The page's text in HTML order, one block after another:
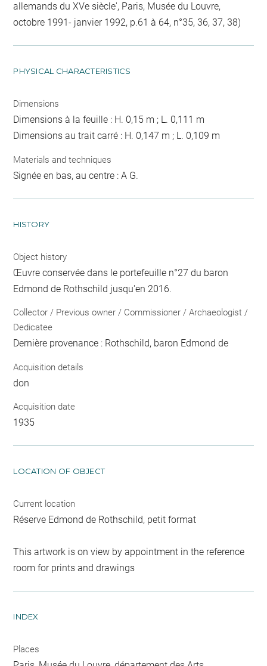
allemands du XVe siècle', Paris, Musée du Louvre,
octobre 1991- janvier 1992, p.61 à 64, n°35, 36, 37, 38)
PHYSICAL CHARACTERISTICS
Dimensions
Dimensions à la feuille : H. 0,15 m ; L. 0,111 m
Dimensions au trait carré : H. 0,147 m ; L. 0,109 m
Materials and techniques
Signée en bas, au centre : A G.
HISTORY
Object history
Œuvre conservée dans le portefeuille n°27 du baron
Edmond de Rothschild jusqu'en 2016.
Collector / Previous owner / Commissioner / Archaeologist /
Dedicatee
Dernière provenance : Rothschild, baron Edmond de
Acquisition details
don
Acquisition date
1935
LOCATION OF OBJECT
Current location
Réserve Edmond de Rothschild, petit format
This artwork is on view by appointment in the reference
room for prints and drawings
INDEX
Places